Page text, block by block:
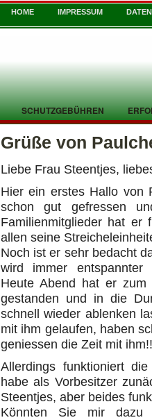
HOME IMPRESSUM
SCHUTZGEBÜHREN
Grüße von
Liebe Frau Steentjes,
Hier ein erstes Hallo von
schon gut gefressen
Familienmitglieder hat er
allen seine
Noch ist er sehr bedacht
wird immer entspannter
Heute Abend hat er
gestanden und in die
schnell wieder ablenken
mit ihm gelaufen, haben
geniessen die Zeit mit
Allerdings funktioniert
habe als Vorbesitzer
Steentjes, aber beides
Könnten Sie mir dazu